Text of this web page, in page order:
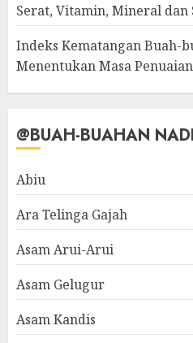
Serat, Vitamin, Mineral dan
Indeks Kematangan Buah-
Menentukan Masa
@BUAH-BUAHAN
Abiu
Ara Telinga Gajah
Asam Arui-Arui
Asam Gelugur
Asam Kandis